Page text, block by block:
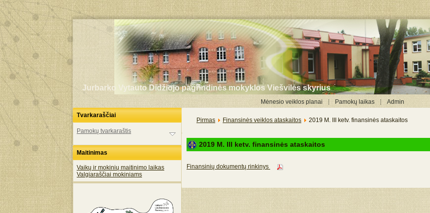
Jurbarko Vytauto Didžiojo pagrindinės mokyklos Viešvilės skyrius
Mėnesio veiklos planai Pamokų laikas
Admin
Tvarkaraščiai
Pamokų tvarkaraštis
Maitinimas
Vaikų ir mokinių maitinimo laikas
Valgiaraščiai mokiniams
Pirmas Finansinės veiklos ataskaitos 2019 M. III ketv. finansinės ataskaitos
2019 M. III ketv. finansinės ataskaitos
Finansinių dokumentų rinkinys